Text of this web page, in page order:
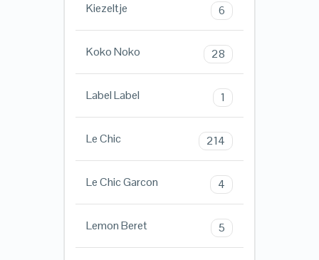
Kiezeltje 6
Koko Noko 28
Label Label 1
Le Chic 214
Le Chic Garcon 4
Lemon Beret 5